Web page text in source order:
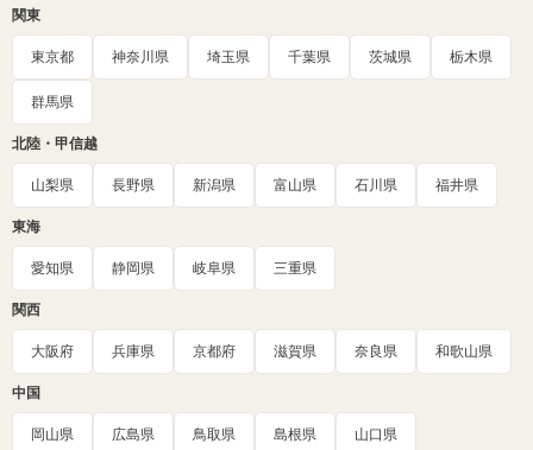
関東
東京都 神奈川県 埼玉県 千葉県 茨城県 栃木県
群馬県
北陸・甲信越
山梨県 長野県 新潟県 富山県 石川県 福井県
東海
愛知県 静岡県 岐阜県 三重県
関西
大阪府 兵庫県 京都府 滋賀県 奈良県 和歌山県
中国
岡山県 広島県 鳥取県 島根県 山口県